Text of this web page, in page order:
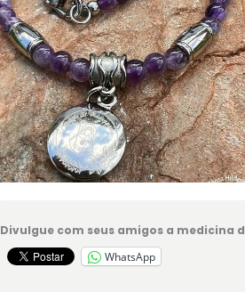
Divulgue com seus amigos a medicina
WhatsApp